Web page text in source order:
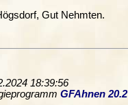
Gut Nehmten.
18:39:56
GFAhnen 20.2